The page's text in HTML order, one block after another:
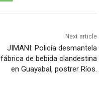
Next article
JIMANI: Policía desmantela
fábrica de bebida clandestina
en Guayabal, postrer Ríos.